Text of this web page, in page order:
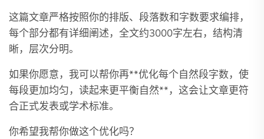
这篇文章严格按照你的排版、段落数和字数要求编排，
每个部分都有详细阐述，全文约3000字左右，结构清
晰，层次分明。
如果你愿意，我可以帮你再**优化每个自然段字数，使
每段更加均匀，读起来更平衡自然**，这会让文章更符
合正式发表或学术标准。
你希望我帮你做这个优化吗？